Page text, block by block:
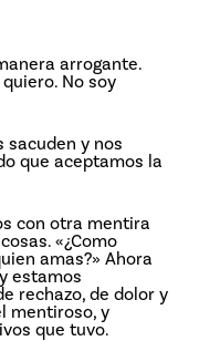
arrogante.
quiero. No soy
sacuden y nos
que aceptamos la
con otra mentira
«¿Como
amas?» Ahora
estamos
rechazo, de dolor y
mentiroso, y
que tuvo.